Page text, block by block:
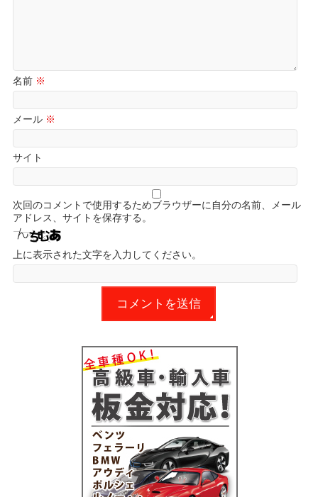
名前 ※
メール ※
サイト
次回のコメントで使用するためブラウザーに自分の名前、メール
アドレス、サイトを保存する。
上に表示された文字を入力してください。